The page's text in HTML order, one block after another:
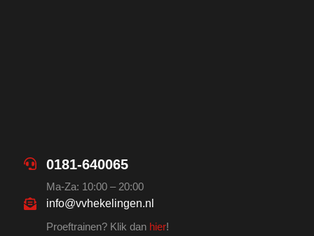
0181-640065
Ma-Za: 10:00 – 20:00
info@vvhekelingen.nl
Proeftrainen? Klik dan hier!